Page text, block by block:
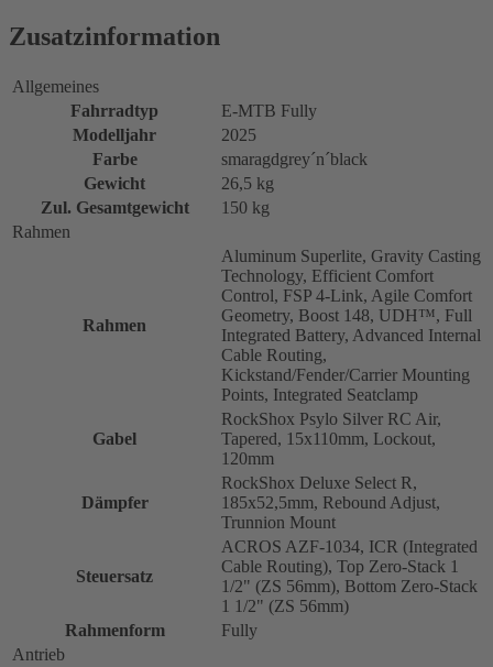
Zusatzinformation
Allgemeines
Fahrradtyp
E-MTB Fully
Modelljahr
2025
Farbe
smaragdgrey´n´black
Gewicht
26,5 kg
Zul. Gesamtgewicht
150 kg
Rahmen
Rahmen
Aluminum Superlite, Gravity Casting
Technology, Efficient Comfort
Control, FSP 4-Link, Agile Comfort
Geometry, Boost 148, UDH™, Full
Integrated Battery, Advanced Internal
Cable Routing,
Kickstand/Fender/Carrier Mounting
Points, Integrated Seatclamp
Gabel
RockShox Psylo Silver RC Air,
Tapered, 15x110mm, Lockout,
120mm
Dämpfer
RockShox Deluxe Select R,
185x52,5mm, Rebound Adjust,
Trunnion Mount
Steuersatz
ACROS AZF-1034, ICR (Integrated
Cable Routing), Top Zero-Stack 1
1/2" (ZS 56mm), Bottom Zero-Stack
1 1/2" (ZS 56mm)
Rahmenform
Fully
Antrieb